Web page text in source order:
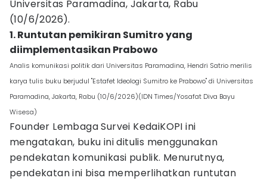
Universitas Paramadina, Jakarta, Rabu
(10/6/2026).
1. Runtutan pemikiran Sumitro yang
diimplementasikan Prabowo
Analis komunikasi politik dari Universitas Paramadina, Hendri Satrio merilis
karya tulis buku berjudul "Estafet Ideologi Sumitro ke Prabowo" di Universitas
Paramadina, Jakarta, Rabu (10/6/2026)(IDN Times/Yosafat Diva Bayu
Wisesa)
Founder Lembaga Survei KedaiKOPI ini
mengatakan, buku ini ditulis menggunakan
pendekatan komunikasi publik. Menurutnya,
pendekatan ini bisa memperlihatkan runtutan